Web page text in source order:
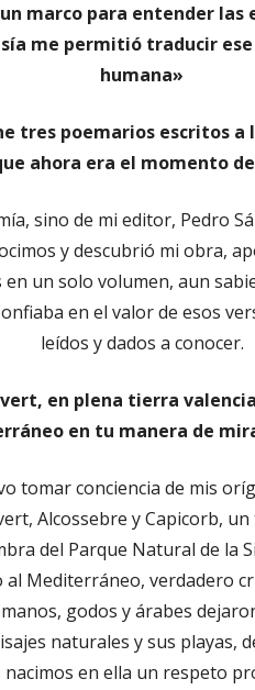
marco para entender las
me permitió traducir
humana»
tres poemarios escritos a
ahora era el momento
sino de mi editor, Pedro
y descubrió mi obra,
un solo volumen, aun
en el valor de esos
leídos y dados a conocer.
en plena tierra
en tu manera de
tomar conciencia de mis
Alcossebre y Capicorb,
del Parque Natural de la
Mediterráneo, verdadero
godos y árabes
naturales y sus playas,
nacimos en ella un respeto